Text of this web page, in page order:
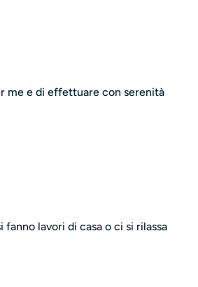
me e di effettuare con serenità
lavori di casa o ci si rilassa